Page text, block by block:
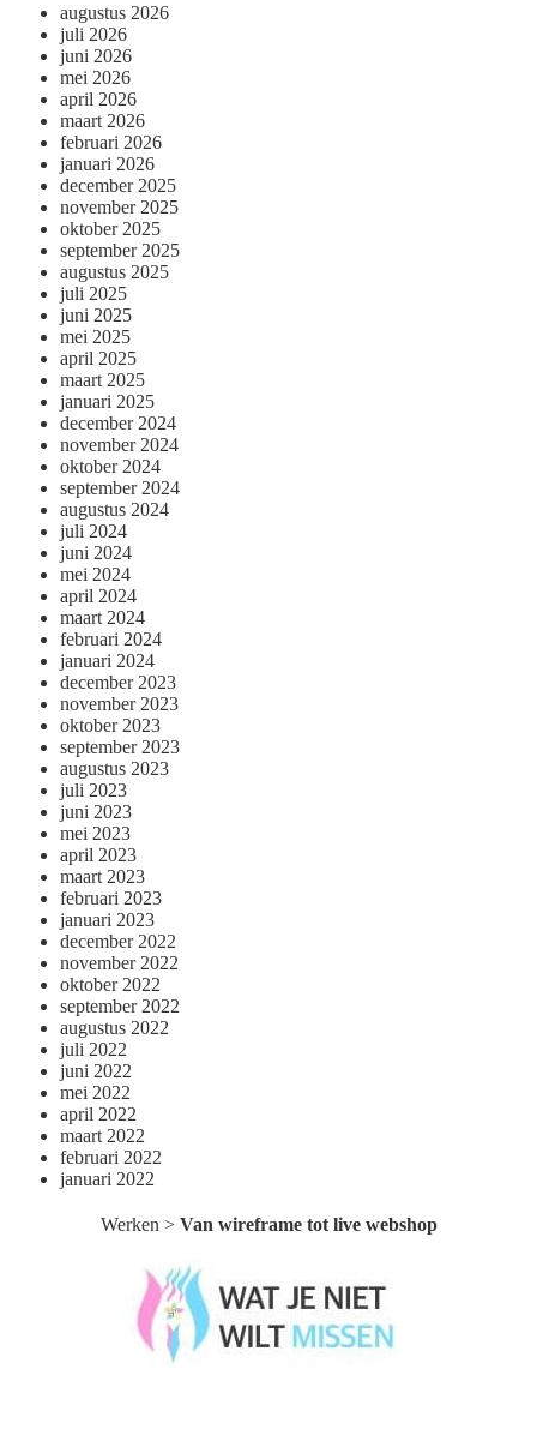
augustus 2026
juli 2026
juni 2026
mei 2026
april 2026
maart 2026
februari 2026
januari 2026
december 2025
november 2025
oktober 2025
september 2025
augustus 2025
juli 2025
juni 2025
mei 2025
april 2025
maart 2025
januari 2025
december 2024
november 2024
oktober 2024
september 2024
augustus 2024
juli 2024
juni 2024
mei 2024
april 2024
maart 2024
februari 2024
januari 2024
december 2023
november 2023
oktober 2023
september 2023
augustus 2023
juli 2023
juni 2023
mei 2023
april 2023
maart 2023
februari 2023
januari 2023
december 2022
november 2022
oktober 2022
september 2022
augustus 2022
juli 2022
juni 2022
mei 2022
april 2022
maart 2022
februari 2022
januari 2022
Werken > Van wireframe tot live webshop